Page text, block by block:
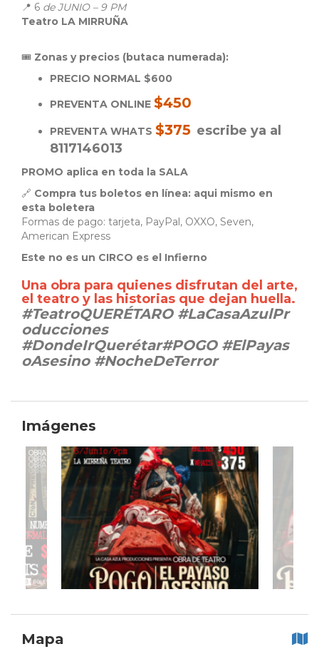
📍 6 de JUNIO – 9 PM
Teatro LA MIRRUÑA
🎟 Zonas y precios (butaca numerada):
PRECIO NORMAL $600
PREVENTA ONLINE $450
PREVENTA WHATS $375 escribe ya al
8117146013
PROMO aplica en toda la SALA
🔗 Compra tus boletos en línea: aqui mismo en
esta boletera
Formas de pago: tarjeta, PayPal, OXXO, Seven,
American Express
Este no es un CIRCO es el Infierno
Una obra para quienes disfrutan del arte,
el teatro y las historias que dejan huella.
#TeatroQUERÉTARO #LaCasaAzulPr
oducciones
#DondeIrQuerétar#POGO #ElPayas
oAsesino #NocheDeTerror
Imágenes
Mapa